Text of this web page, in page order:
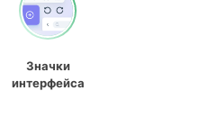
Значки
интерфейса